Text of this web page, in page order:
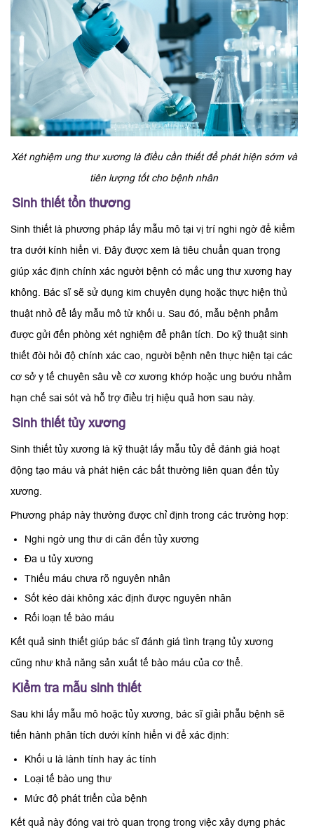
Xét nghiệm ung thư xương là điều cần thiết để phát hiện sớm và
tiên lượng tốt cho bệnh nhân
Sinh thiết tổn thương
Sinh thiết là phương pháp lấy mẫu mô tại vị trí nghi ngờ để kiểm
tra dưới kính hiển vi. Đây được xem là tiêu chuẩn quan trọng
giúp xác định chính xác người bệnh có mắc ung thư xương hay
không. Bác sĩ sẽ sử dụng kim chuyên dụng hoặc thực hiện thủ
thuật nhỏ để lấy mẫu mô từ khối u. Sau đó, mẫu bệnh phẩm
được gửi đến phòng xét nghiệm để phân tích. Do kỹ thuật sinh
thiết đòi hỏi độ chính xác cao, người bệnh nên thực hiện tại các
cơ sở y tế chuyên sâu về cơ xương khớp hoặc ung bướu nhằm
hạn chế sai sót và hỗ trợ điều trị hiệu quả hơn sau này.
Sinh thiết tủy xương
Sinh thiết tủy xương là kỹ thuật lấy mẫu tủy để đánh giá hoạt
động tạo máu và phát hiện các bất thường liên quan đến tủy
xương.
Phương pháp này thường được chỉ định trong các trường hợp:
Nghi ngờ ung thư di căn đến tủy xương
Đa u tủy xương
Thiếu máu chưa rõ nguyên nhân
Sốt kéo dài không xác định được nguyên nhân
Rối loạn tế bào máu
Kết quả sinh thiết giúp bác sĩ đánh giá tình trạng tủy xương
cũng như khả năng sản xuất tế bào máu của cơ thể.
Kiểm tra mẫu sinh thiết
Sau khi lấy mẫu mô hoặc tủy xương, bác sĩ giải phẫu bệnh sẽ
tiến hành phân tích dưới kính hiển vi để xác định:
Khối u là lành tính hay ác tính
Loại tế bào ung thư
Mức độ phát triển của bệnh
Kết quả này đóng vai trò quan trọng trong việc xây dựng phác